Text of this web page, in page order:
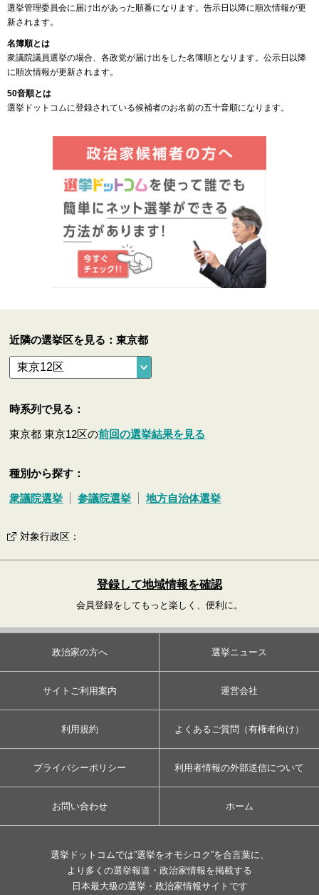
選挙管理委員会に届け出があった順番になります。告示日以降に順次情報が更
新されます。
名簿順とは
衆議院議員選挙の場合、各政党が届け出をした名簿順となります。公示日以降
に順次情報が更新されます。
50音順とは
選挙ドットコムに登録されている候補者のお名前の五十音順になります。
近隣の選挙区を見る：東京都
時系列で見る：
東京都 東京12区の前回の選挙結果を見る
種別から探す：
衆議院選挙 参議院選挙 地方自治体選挙
対象行政区 ：
登録して地域情報を確認
会員登録をしてもっと楽しく、便利に。
政治家の方へ 選挙ニュース
サイトご利用案内 運営会社
利用規約 よくあるご質問（有権者向け）
プライバシーポリシー 利用者情報の外部送信について
お問い合わせ ホーム
選挙ドットコムでは”選挙をオモシロク”を合言葉に、
より多くの選挙報道・政治家情報を掲載する
日本最大級の選挙・政治家情報サイトです